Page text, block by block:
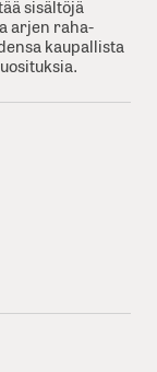
sisältöjä
arjen raha-
kaupallista